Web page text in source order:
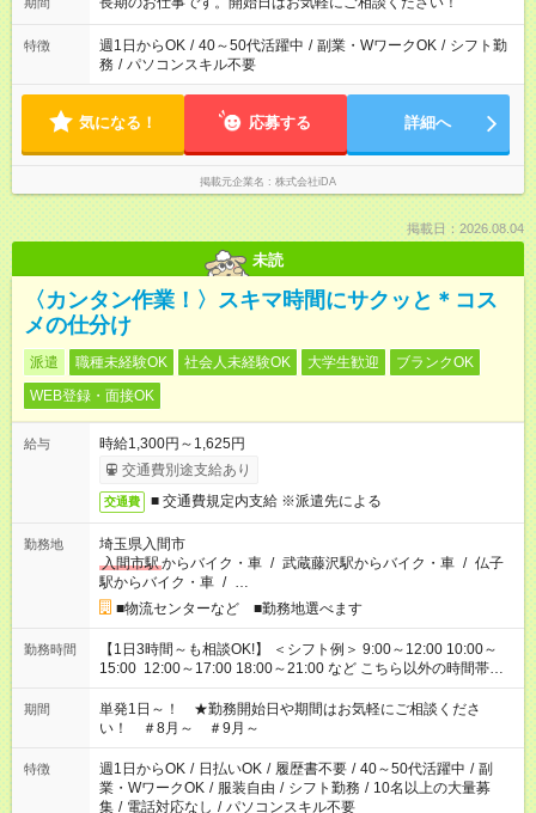
特徴 週1日からOK / 40～50代活躍中 / 副業・WワークOK / シフト勤
務 / パソコンスキル不要
気になる！ 応募する 詳細へ
掲載元企業名 株式会社iDA
掲載日：2026.08.04
未読
〈カンタン作業！〉スキマ時間にサクッと＊コス
メの仕分け
派遣 職種未経験OK 社会人未経験OK 大学生歓迎
ブランクOK
WEB登録・面接OK
給与
時給1,300円～1,625円
交通費別途支給あり
交通費 ■ 交通費規定内支給 ※派遣先による
勤務地
埼玉県入間市
入間市駅からバイク・車 / 武蔵藤沢駅からバイク・車 / 仏子
駅からバイク・車 / …
■物流センターなど ■勤務地選べます
勤務時間
【1日3時間～も相談OK!】 ＜シフト例＞ 9:00～12:00 10:00～
15:00 12:00～17:00 18:00～21:00 など こちら以外の時間帯も
お気軽にご相談ください！
期間
単発1日～！ ★勤務開始日や期間はお気軽にご相談くださ
い！ ＃8月～ ＃9月～
特徴 週1日からOK / 日払いOK / 履歴書不要 / 40～50代活躍中 / 副
業・WワークOK / 服装自由 / シフト勤務 / 10名以上の大量募
集 / 電話対応なし / パソコンスキル不要